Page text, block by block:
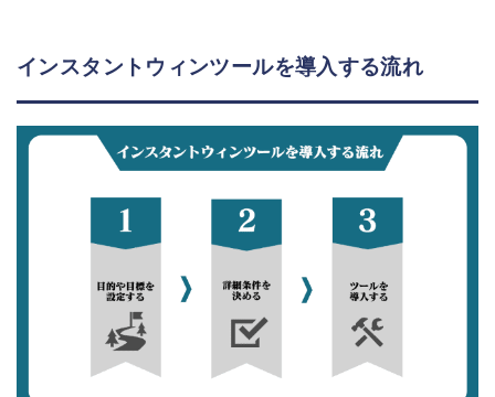
インスタントウィンツールを導入する流れ